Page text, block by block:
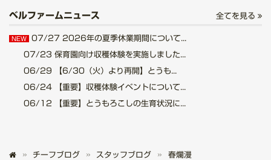
ベルファームニュース 全てを見る
NEW 07/27 2026年の夏季休業期間について...
07/23 保育園向け収穫体験を実施しました...
06/29 【6/30（火）より再開】とうも...
06/24 【重要】収穫体験イベントについて...
06/12 【重要】とうもろこしの生育状況に...
チーフブログ スタッフブログ 春爛漫